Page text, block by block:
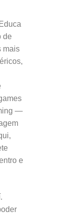
de
mais
—
e